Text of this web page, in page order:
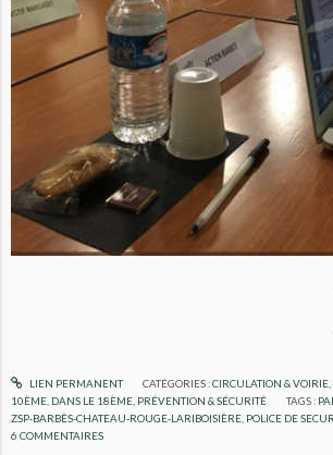
LIEN PERMANENT CATÉGORIES :CIRCULATION & VOIRIE,
10ÈME DANS LE 18ÈME PRÉVENTION & SÉCURITÉ TAGS :
ZSP-BARBÈS-CHATEAU-ROUGE-LARIBOISIÈRE POLICE DE
6 COMMENTAIRES